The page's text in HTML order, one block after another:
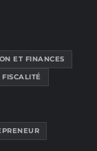
ET FINANCES